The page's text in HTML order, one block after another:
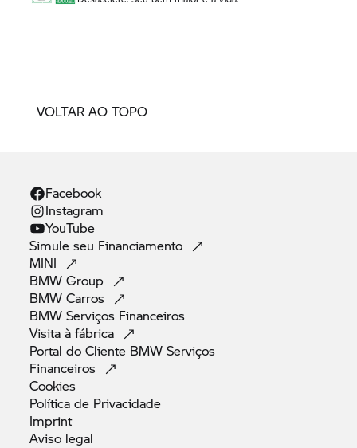
VOLTAR AO TOPO
Facebook
Instagram
YouTube
Simule seu Financiamento
MINI
BMWGroup
BMWCarros
BMW Serviços Financeiros
Visita àfábrica
Portal do Cliente BMW Serviços
Financeiros
Cookies
Política de Privacidade
Imprint
Aviso legal